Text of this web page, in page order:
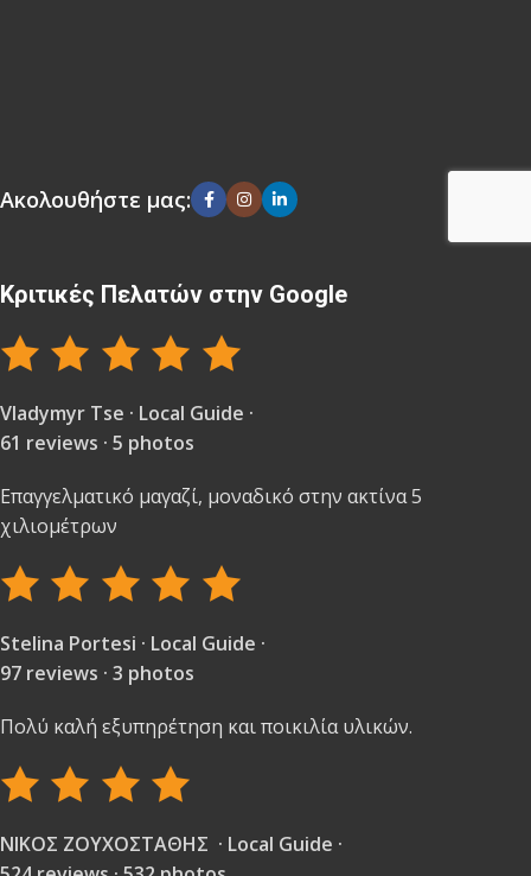
Ακολουθήστε μας:
Κριτικές Πελατών στην Google
Vladymyr Tse · Local Guide ·
61 reviews · 5 photos
Επαγγελματικό μαγαζί, μοναδικό στην ακτίνα 5
χιλιομέτρων
Stelina Portesi · Local Guide ·
97 reviews · 3 photos
Πολύ καλή εξυπηρέτηση και ποικιλία υλικών.
ΝΙΚΟΣ ΖΟΥΧΟΣΤΑΘΗΣ · Local Guide ·